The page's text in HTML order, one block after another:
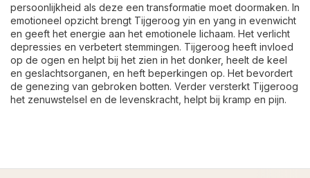
persoonlijkheid als deze een transformatie moet doormaken. In
emotioneel opzicht brengt Tijgeroog yin en yang in evenwicht
en geeft het energie aan het emotionele lichaam. Het verlicht
depressies en verbetert stemmingen. Tijgeroog heeft invloed
op de ogen en helpt bij het zien in het donker, heelt de keel
en geslachtsorganen, en heft beperkingen op. Het bevordert
de genezing van gebroken botten. Verder versterkt Tijgeroog
het zenuwstelsel en de levenskracht, helpt bij kramp en pijn.